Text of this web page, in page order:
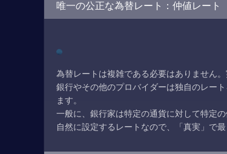
唯一の公正な為替レート：仲値レート
為替レートは複雑である必要はありません
銀行やその他のプロバイダーは独自のレー
ます。
一般に、銀行家は特定の通貨に対して特定
自然に設定するレートなので、「真実」で最